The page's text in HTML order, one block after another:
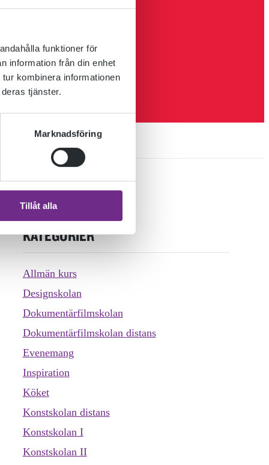
funktioner för
information från din enhet
kombinera informationen
tjänster.
Marknadsföring
Tillåt alla
KATEGORIER
Allmän kurs
Designskolan
Dokumentärfilmskolan
Dokumentärfilmskolan distans
Evenemang
Inspiration
Köket
Konstskolan distans
Konstskolan I
Konstskolan II